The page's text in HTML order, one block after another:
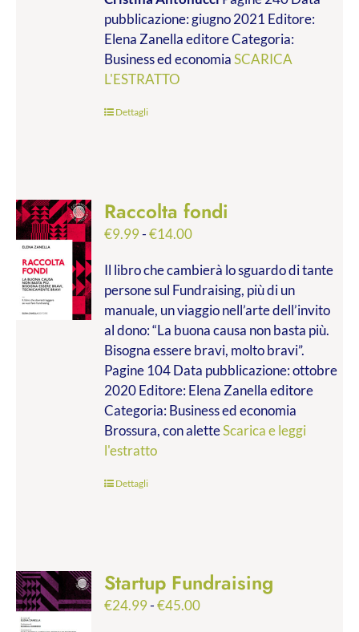
€9.99
a
€28.00
pubblicazione: giugno 2021 Editore:
Elena Zanella editore Categoria:
Business ed economiaSCARICA
L'ESTRATTO
Dettagli
Raccolta fondi
€9.99-€14.00Fascia
prezzo:
da
€9.99
a
€14.00
Il libro che cambierà lo sguardo di tante
persone sul Fundraising, più di un
manuale, un viaggio nell’arte dell’invito
al dono: “La buona causa non basta più.
Bisogna essere bravi, molto bravi”.
Pagine 104 Data pubblicazione: ottobre
2020 Editore: Elena Zanella editore
Categoria: Business ed economia
Brossura, con aletteScarica e leggi
l'estratto
Dettagli
Startup Fundraising
€24.99-€45.00Fascia